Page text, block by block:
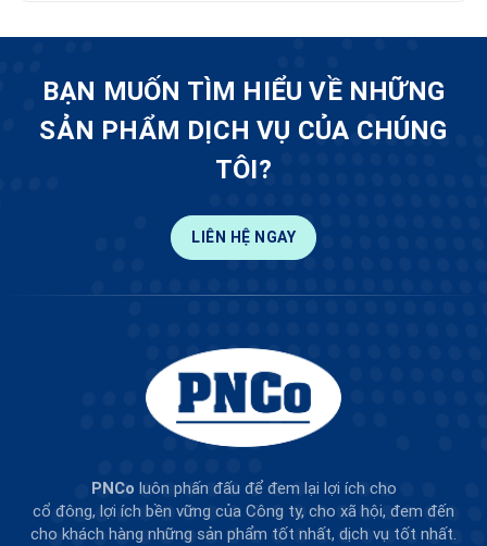
BẠN MUỐN TÌM HIỂU VỀ NHỮNG
SẢN PHẨM DỊCH VỤ CỦA CHÚNG
TÔI?
LIÊN HỆ NGAY
PNCo luôn phấn đấu để đem lại lợi ích cho
cổ đông, lợi ích bền vững của Công ty, cho xã hội, đem đến
cho khách hàng những sản phẩm tốt nhất, dịch vụ tốt nhất.